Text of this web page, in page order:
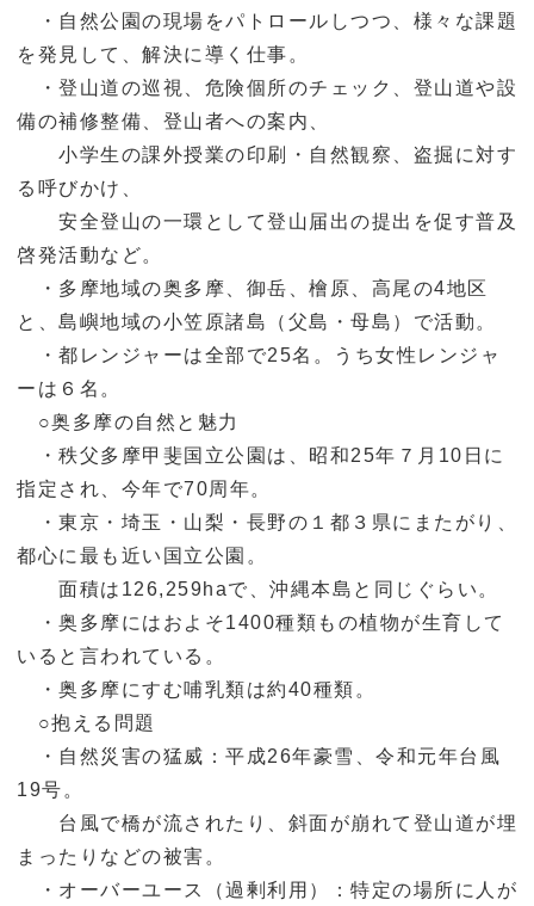
・自然公園の現場をパトロールしつつ、様々な課題
を発見して、解決に導く仕事。
・登山道の巡視、危険個所のチェック、登山道や設
備の補修整備、登山者への案内、
小学生の課外授業の印刷・自然観察、盗掘に対す
る呼びかけ、
安全登山の一環として登山届出の提出を促す普及
啓発活動など。
・多摩地域の奥多摩、御岳、檜原、高尾の4地区
と、島嶼地域の小笠原諸島（父島・母島）で活動。
・都レンジャーは全部で25名。うち女性レンジャ
ーは６名。
○奥多摩の自然と魅力
・秩父多摩甲斐国立公園は、昭和25年７月10日に
指定され、今年で70周年。
・東京・埼玉・山梨・長野の１都３県にまたがり、
都心に最も近い国立公園。
面積は126,259haで、沖縄本島と同じぐらい。
・奥多摩にはおよそ1400種類もの植物が生育して
いると言われている。
・奥多摩にすむ哺乳類は約40種類。
○抱える問題
・自然災害の猛威：平成26年豪雪、令和元年台風
19号。
台風で橋が流されたり、斜面が崩れて登山道が埋
まったりなどの被害。
・オーバーユース（過剰利用）：特定の場所に人が